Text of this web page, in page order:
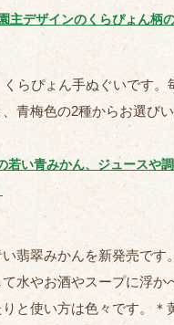
主デザインのくらぴょん柄
くらぴょん手ぬぐいです
青梅色の2種からお選びい
若い青みかん、ジュースや
翡翠みかんを新発売です
水やお酒やスープに浮か
と使い方は色々です。＊